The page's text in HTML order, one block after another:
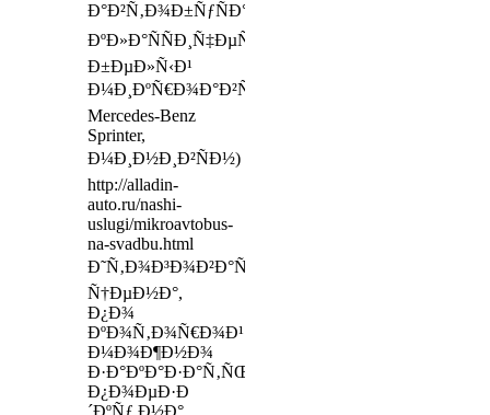
Ð°Ð²Ñ‚Ð¾Ð±ÑƒÑÐ°,
ÐºÐ»Ð°ÑÑÐ¸Ñ‡ÐµÑÐºÐ¸Ð¹
Ð±ÐµÐ»Ñ‹Ð¹
Ð¼Ð¸ÐºÑ€Ð¾Ð°Ð²Ñ‚Ð¾Ð±ÑƒÑ
Mercedes-Benz
Sprinter,
Ð¼Ð¸Ð½Ð¸Ð²ÑÐ½)
http://alladin-
auto.ru/nashi-
uslugi/mikroavtobus-
na-svadbu.html
Ð˜Ñ‚Ð¾Ð³Ð¾Ð²Ð°Ñ
Ñ†ÐµÐ½Ð°,
Ð¿Ð¾
ÐºÐ¾Ñ‚Ð¾Ñ€Ð¾Ð¹
Ð¼Ð¾Ð¶Ð½Ð¾
Ð·Ð°ÐºÐ°Ð·Ð°Ñ‚ÑŒ
Ð¿Ð¾ÐµÐ·Ð